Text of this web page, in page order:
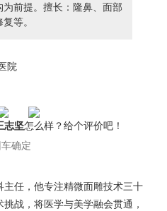
前提。擅长：隆鼻、面部
等。
院
志坚怎么样？给个评价吧！
任，他专注精微面雕技术三十
战，将医学与美学融会贯通，